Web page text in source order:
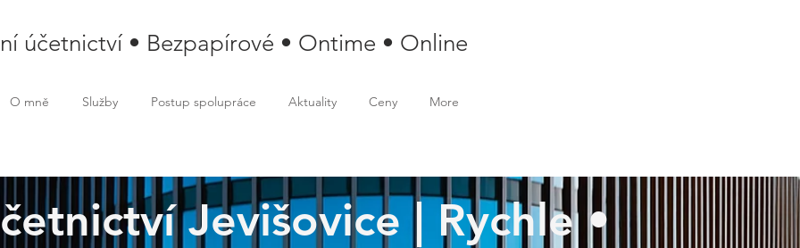
účetnictví • Bezpapírové • Ontime • Online
O mně Služby Postup spolupráce Aktuality Ceny More
Jevišovice | Rychle •